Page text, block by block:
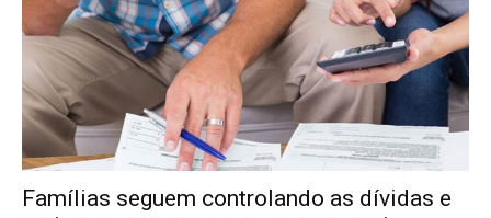
Famílias seguem controlando as dívidas e